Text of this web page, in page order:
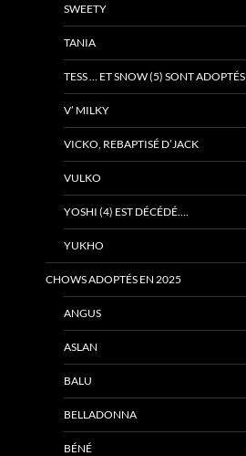
SWEETY
TANIA
TESS … ET SNOW (5) SONT ADOPTÉS
V’ MILKY
VICKO, REBAPTISÉ D’JACK
VULKO
YOSHI (4) EST DÉCÉDÉ….
YUKHO
CHOWS ADOPTÉS EN 2025
ANGUS
ASLAN
BALU
BELLADONNA
BÉNÉ